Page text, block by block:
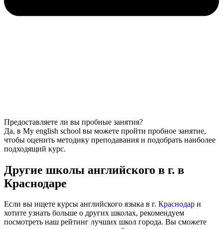
Предоставляете ли вы пробные занятия?
Да, в My english school вы можете пройти пробное занятие,
чтобы оценить методику преподавания и подобрать наиболее
подходящий курс.
Другие школы английского в г. в
Краснодаре
Если вы ищете курсы английского языка в г. Краснодар и
хотите узнать больше о других школах, рекомендуем
посмотреть наш рейтинг лучших школ города. Вы сможете